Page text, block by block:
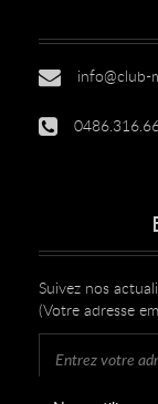
info@club-
Suivez nos
(Votre adresse